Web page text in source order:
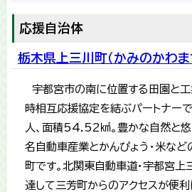
応援自治体
栃木県上三川町（かみのかわま
宇都宮市の南に位置する田園と工
時相互応援協定を結ぶパートナー
人、面積54.52㎢。豊かな自然と
名自動車産業とかんぴょう・米な
町です。北関東自動車道・宇都宮
達して三芳町からのアクセスが便利